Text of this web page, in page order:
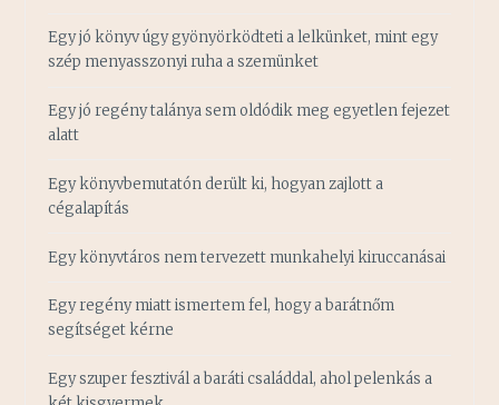
Egy jó könyv úgy gyönyörködteti a lelkünket, mint egy
szép menyasszonyi ruha a szemünket
Egy jó regény talánya sem oldódik meg egyetlen fejezet
alatt
Egy könyvbemutatón derült ki, hogyan zajlott a
cégalapítás
Egy könyvtáros nem tervezett munkahelyi kiruccanásai
Egy regény miatt ismertem fel, hogy a barátnőm
segítséget kérne
Egy szuper fesztivál a baráti családdal, ahol pelenkás a